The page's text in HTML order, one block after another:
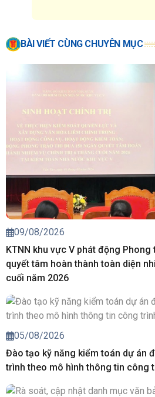
BÀI VIẾT CÙNG CHUYÊN MỤC
09/08/2026
KTNN khu vực V phát động
quyết tâm hoàn thành toàn diện
cuối năm 2026
05/08/2026
Đào tạo kỹ năng kiểm toán dự án
trình theo mô hình thông tin công